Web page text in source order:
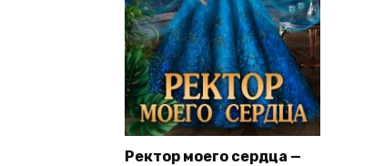
Ректор моего сердца —